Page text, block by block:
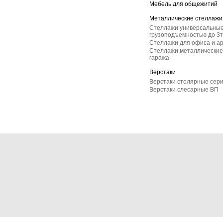
Мебель для общежитий
Металлические стеллажи
Стеллажи
грузоподъемностью до
Стеллажи для офиса и
Стеллажи
гаража
Верстаки
Верстаки столярные
Верстаки слесарные ВП